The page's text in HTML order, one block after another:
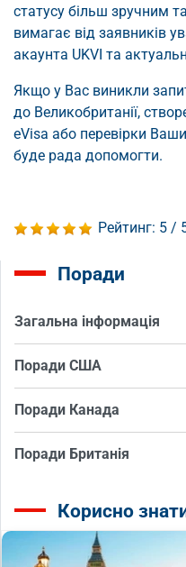
статусу більш зручним
вимагає від заявників
акаунта UKVI та
Якщо у Вас виникли
до Великобританії,
eVisa або перевірки
буде рада допомогти.
Рейтинг: 5 /
Поради
Загальна інформація
Поради США
Поради Канада
Поради Британія
Корисно